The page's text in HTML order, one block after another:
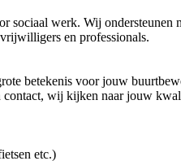
sociaal werk. Wij ondersteunen
en professionals.
betekenis voor jouw
wij kijken naar jouw
etc.)